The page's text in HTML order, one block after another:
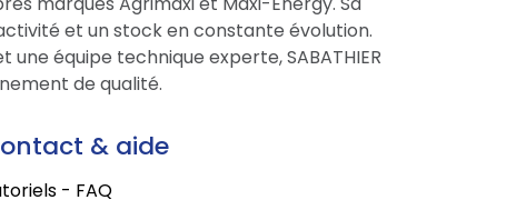
et un stock en constante évolution.
équipe technique experte, SABATHIER
de qualité.
& aide
- FAQ